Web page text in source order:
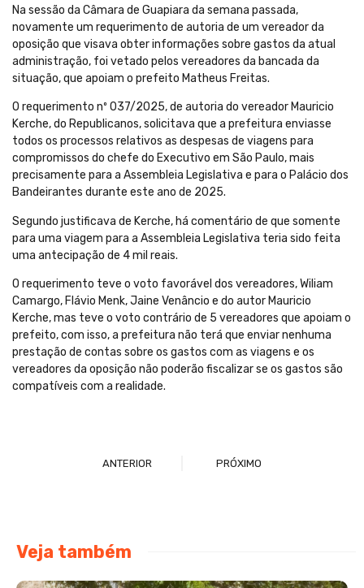
Na sessão da Câmara de Guapiara da semana passada,
novamente um requerimento de autoria de um vereador da
oposição que visava obter informações sobre gastos da atual
administração, foi vetado pelos vereadores da bancada da
situação, que apoiam o prefeito Matheus Freitas.
O requerimento nº 037/2025, de autoria do vereador Mauricio
Kerche, do Republicanos, solicitava que a prefeitura enviasse
todos os processos relativos as despesas de viagens para
compromissos do chefe do Executivo em São Paulo, mais
precisamente para a Assembleia Legislativa e para o Palácio dos
Bandeirantes durante este ano de 2025.
Segundo justificava de Kerche, há comentário de que somente
para uma viagem para a Assembleia Legislativa teria sido feita
uma antecipação de 4 mil reais.
O requerimento teve o voto favorável dos vereadores, Wiliam
Camargo, Flávio Menk, Jaine Venâncio e do autor Mauricio
Kerche, mas teve o voto contrário de 5 vereadores que apoiam o
prefeito, com isso, a prefeitura não terá que enviar nenhuma
prestação de contas sobre os gastos com as viagens e os
vereadores da oposição não poderão fiscalizar se os gastos são
compatíveis com a realidade.
ANTERIOR PRÓXIMO
Veja também